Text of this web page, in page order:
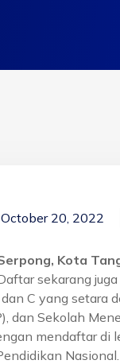
October 20, 2022
Kota
sekarang
C yang setara
dan Sekolah
mendaftar di
Nasional.